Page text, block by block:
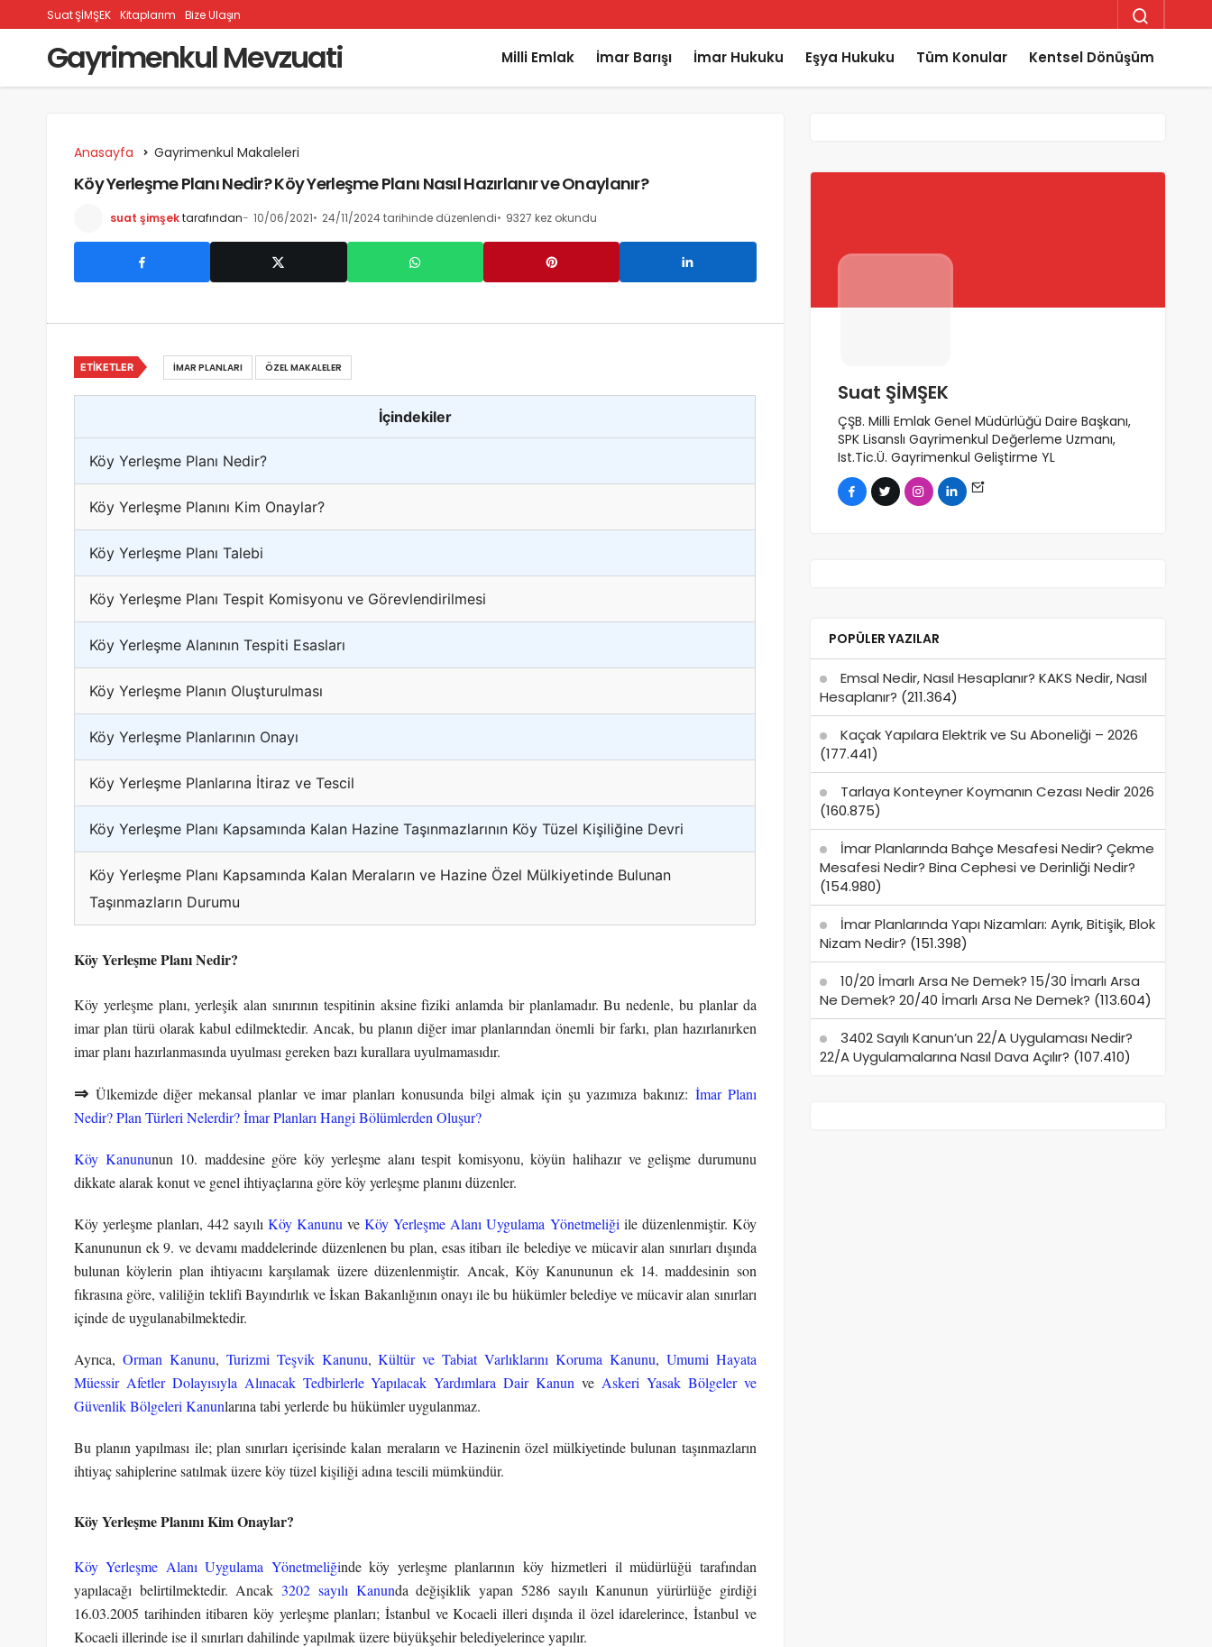
Suat ŞİMŞEK Kitaplarım Bize Ulaşın
Gayrimenkul Mevzuati Milli Emlak İmar Barışı İmar Hukuku Eşya Hukuku Tüm Konular Kentsel Dönüşüm
Anasayfa Gayrimenkul Makaleleri
Köy Yerleşme Planı Nedir? Köy Yerleşme Planı Nasıl Hazırlanır ve Onaylanır?
suat şimşektarafından 10/06/2021 24/11/2024 tarihinde düzenlendi 9327 kez okundu
İçindekiler
Köy Yerleşme Planı Nedir?
Köy Yerleşme Planını Kim Onaylar?
Köy Yerleşme Planı Talebi
Köy Yerleşme Planı Tespit Komisyonu ve Görevlendirilmesi
Köy Yerleşme Alanının Tespiti Esasları
Köy Yerleşme Planın Oluşturulması
Köy Yerleşme Planlarının Onayı
Köy Yerleşme Planlarına İtiraz ve Tescil
Köy Yerleşme Planı Kapsamında Kalan Hazine Taşınmazlarının Köy Tüzel Kişiliğine Devri
Köy Yerleşme Planı Kapsamında Kalan Meraların ve Hazine Özel Mülkiyetinde Bulunan
Taşınmazların Durumu
Köy Yerleşme Planı Nedir?
Köy yerleşme planı, yerleşik alan sınırının tespitinin aksine fiziki anlamda bir planlamadır. Bu nedenle, bu planlar da
imar plan türü olarak kabul edilmektedir. Ancak, bu planın diğer imar planlarından önemli bir farkı, plan hazırlanırken
imar planı hazırlanmasında uyulması gereken bazı kurallara uyulmamasıdır.
⇒ Ülkemizde diğer mekansal planlar ve imar planları konusunda bilgi almak için şu yazımıza bakınız: İmar Planı
Nedir? Plan Türleri Nelerdir? İmar Planları Hangi Bölümlerden Oluşur?
Köy Kanununun 10. maddesine göre köy yerleşme alanı tespit komisyonu, köyün halihazır ve gelişme durumunu
dikkate alarak konut ve genel ihtiyaçlarına göre köy yerleşme planını düzenler.
Köy yerleşme planları, 442 sayılıKöy Kanunu veKöy Yerleşme Alanı Uygulama Yönetmeliği ile düzenlenmiştir. Köy
Kanununun ek 9. ve devamı maddelerinde düzenlenen bu plan, esas itibarı ile belediye ve mücavir alan sınırları dışında
bulunan köylerin plan ihtiyacını karşılamak üzere düzenlenmiştir. Ancak, Köy Kanununun ek 14. maddesinin son
fıkrasına göre, valiliğin teklifi Bayındırlık ve İskan Bakanlığının onayı ile bu hükümler belediye ve mücavir alan sınırları
içinde de uygulanabilmektedir.
Ayrıca, Orman Kanunu, Turizmi Teşvik Kanunu,Kültür ve Tabiat Varlıklarını Koruma Kanunu, Umumi Hayata
Müessir Afetler Dolayısıyla Alınacak Tedbirlerle Yapılacak Yardımlara Dair Kanun ve Askeri Yasak Bölgeler ve
Güvenlik Bölgeleri Kanunlarına tabi yerlerde bu hükümler uygulanmaz.
Bu planın yapılması ile; plan sınırları içerisinde kalan meraların ve Hazinenin özel mülkiyetinde bulunan taşınmazların
ihtiyaç sahiplerine satılmak üzere köy tüzel kişiliği adına tescili mümkündür.
Köy Yerleşme Planını Kim Onaylar?
Köy Yerleşme Alanı Uygulama Yönetmeliğinde köy yerleşme planlarının köy hizmetleri il müdürlüğü tarafından
yapılacağı belirtilmektedir. Ancak 3202 sayılı Kanunda değişiklik yapan 5286 sayılı Kanunun yürürlüğe girdiği
16.03.2005 tarihinden itibaren köy yerleşme planları; İstanbul ve Kocaeli illeri dışında il özel idarelerince, İstanbul ve
Kocaeli illerinde ise il sınırları dahilinde yapılmak üzere büyükşehir belediyelerince yapılır.
ETIKETLER İMAR PLANLARI ÖZEL MAKALELER
Suat ŞİMŞEK
ÇŞB. Milli Emlak Genel Müdürlüğü Daire Başkanı,
SPK Lisanslı Gayrimenkul Değerleme Uzmanı,
Ist.Tic.Ü. Gayrimenkul Geliştirme YL
POPÜLER YAZILAR
Emsal Nedir, Nasıl Hesaplanır? KAKS Nedir, Nasıl
Hesaplanır? (211.364)
Kaçak Yapılara Elektrik ve Su Aboneliği – 2026
(177.441)
Tarlaya Konteyner Koymanın Cezası Nedir 2026
(160.875)
İmar Planlarında Bahçe Mesafesi Nedir? Çekme
Mesafesi Nedir? Bina Cephesi ve Derinliği Nedir?
(154.980)
İmar Planlarında Yapı Nizamları: Ayrık, Bitişik, Blok
Nizam Nedir? (151.398)
10/20 İmarlı Arsa Ne Demek? 15/30 İmarlı Arsa
Ne Demek? 20/40 İmarlı Arsa Ne Demek? (113.604)
3402 Sayılı Kanun’un 22/A Uygulaması Nedir?
22/A Uygulamalarına Nasıl Dava Açılır? (107.410)